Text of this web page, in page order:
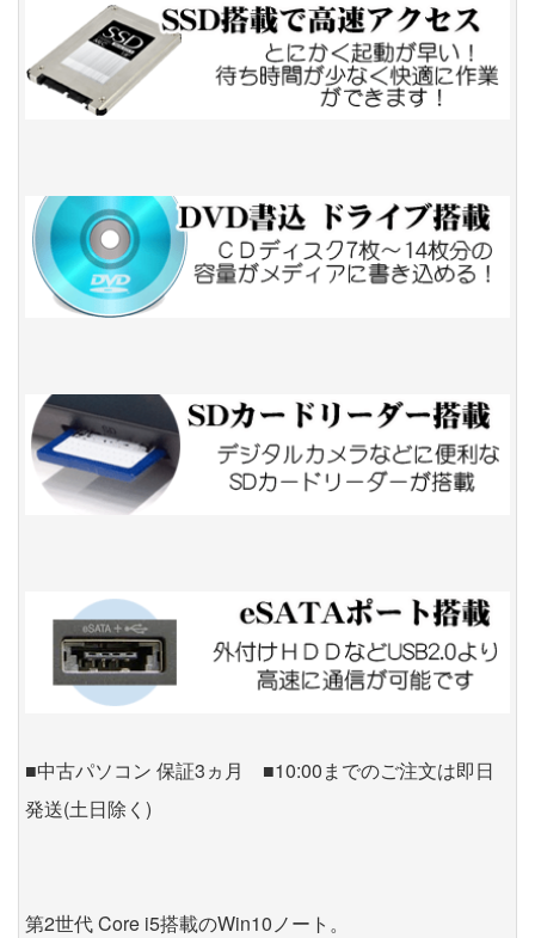
■中古パソコン 保証3ヵ月 ■10:00までのご注文は即日
発送(土日除く)
第2世代 Core i5搭載のWin10ノート。